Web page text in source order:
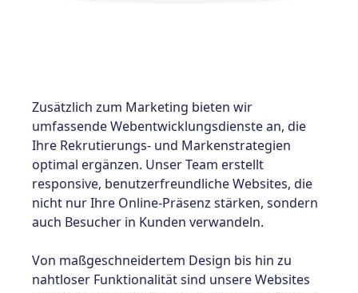
Zusätzlich zum Marketing bieten wir
umfassende Webentwicklungsdienstean, die
Ihre Rekrutierungs- und Markenstrategien
optimal ergänzen. Unser Team erstellt
responsive, benutzerfreundliche Websites, die
nicht nur Ihre Online-Präsenz stärken, sondern
auch Besucher in Kunden verwandeln.
Von maßgeschneidertem Design bis hin zu
nahtloser Funktionalität sind unsere Websites